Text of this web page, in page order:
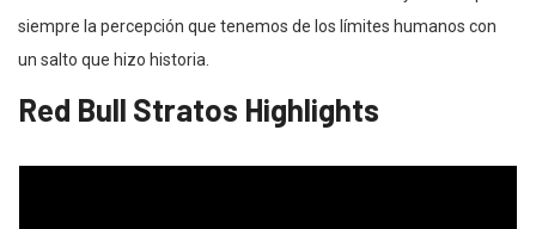
siempre la percepción que tenemos de los límites humanos con
un salto que hizo historia.
Red Bull Stratos Highlights